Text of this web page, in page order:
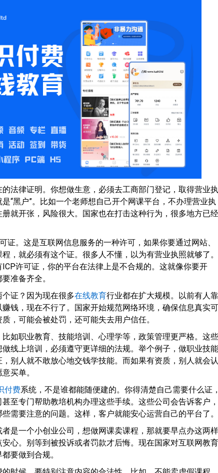
法律证明。你想做生意，必须去工商部门登记，取得营业执
“黑户”。比如一个老师想自己开个网课平台，不办理营业执
就开张，风险很大。国家也在打击这种行为，很多地方已经
证。这是互联网信息服务的一种许可，如果你要通过网站、
程，就必须有这个证。很多人不懂，以为有营业执照就够了。
许可证，你的平台在法律上是不合规的。这就像你要开
准备齐全。
证？因为现在很多在线教育行业都在扩大规模。以前有人靠
赚钱，现在不行了。国家开始规范网络环境，确保信息真实可
，可能会被处罚，还可能失去用户信任。
如职业教育、技能培训、心理学等，政策管理更严格。这些
线上培训，必须遵守更详细的法规。举个例子，做职业技能
别人就不敢放心地交钱学技能。而如果有资质，别人就会认
买单。
付费系统，不是谁都能随便建的。你得清楚自己需要什么证，
至专门帮助教培机构办理这些手续。这些公司会告诉客户，
需要注意的问题。这样，客户就能安心运营自己的平台了。
是一个小创业公司，想做网课卖课程，那就要早点办这两样
心。别等到被投诉或者罚款才后悔。现在国家对互联网教育
要做到合规。